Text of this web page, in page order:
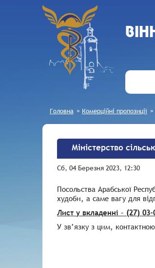
Головна » Комерційні пропозиції »
Міністерство
Сб, 04 Березня 2023, 12:30
Посольства Арабської
худоби, а саме вагу для
Лист у вкладенні – (27)
У зв’язку з цим,